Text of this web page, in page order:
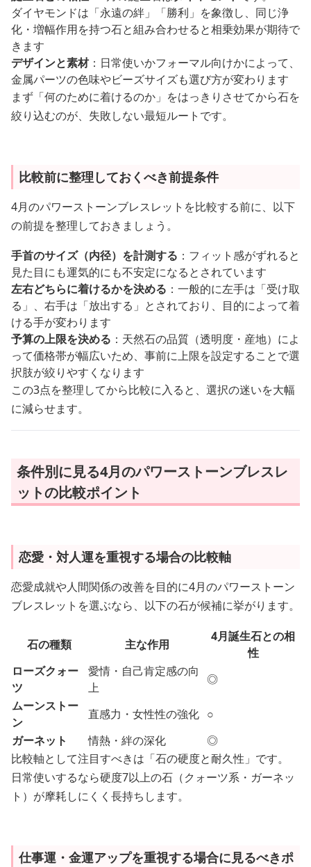
ダイヤモンドは「永遠の絆」「勝利」を象徴し、同じ浄
化・増幅作用を持つ石と組み合わせると相乗効果が期待で
きます
デザインと素材：日常使いかフォーマル向けかによって、
金属パーツの色味やビーズサイズも選び方が変わります
まず「何のために着けるのか」をはっきりさせてから石を
絞り込むのが、失敗しない最短ルートです。
比較前に整理しておくべき前提条件
4月のパワーストーンブレスレットを比較する前に、以下
の前提を整理しておきましょう。
手首のサイズ（内径）を計測する ：フィット感がずれると
見た目にも運気的にも不安定になるとされています
左右どちらに着けるかを決める ：一般的に左手は「受け取
る」、右手は「放出する」とされており、目的によって着
ける手が変わります
予算の上限を決める ：天然石の品質（透明度・産地）によ
って価格帯が幅広いため、事前に上限を設定することで選
択肢が絞りやすくなります
この3点を整理してから比較に入ると、選択の迷いを大幅
に減らせます。
条件別に見る4月のパワーストーンブレスレ
ットの比較ポイント
恋愛・対人運を重視する場合の比較軸
恋愛成就や人間関係の改善を目的に4月のパワーストーン
ブレスレットを選ぶなら、以下の石が候補に挙がります。
石の種類 主な作用
4月誕生石との相
性
ローズクォー
ツ
愛情・自己肯定感の向
上
◎
ムーンストー
ン
直感力・女性性の強化 ○
ガーネット
情熱・絆の深化
◎
比較軸として注目すべきは「石の硬度と耐久性」です。
日常使いするなら硬度7以上の石（クォーツ系・ガーネッ
ト）が摩耗しにくく長持ちします。
仕事運・金運アップを重視する場合に見るべきポ